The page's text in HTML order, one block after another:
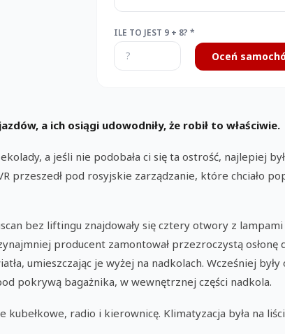
ILE TO JEST 9 + 8? *
Oceń
a ich osiągi udowodniły, że robił to właściwie.
a jeśli nie podobała ci się ta ostrość, najlepiej
przeszedł pod rosyjskie zarządzanie, które chciało
bez liftingu znajdowały się cztery otwory z
producent zamontował przezroczystą osłonę
umieszczając je wyżej na nadkolach. Wcześniej
pokrywą bagażnika, w wewnętrznej części nadkola.
radio i kierownicę. Klimatyzacja była na